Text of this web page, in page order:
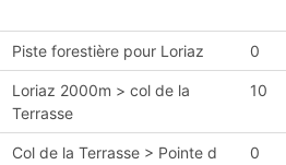
Piste forestière pour Loriaz 0
Loriaz 2000m > col de la
Terrasse
10
Col de la Terrasse > Pointe d
0